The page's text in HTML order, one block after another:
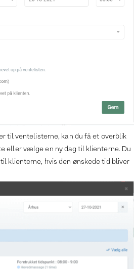
til ventelisterne, kan du få et overblik
eller vælge en ny dag til klienterne. Du
klienterne, hvis den ønskede tid bliver